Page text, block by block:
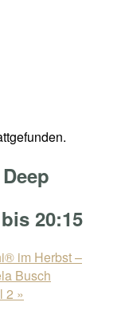
bis 20:15
im Herbst –
Busch
2 »